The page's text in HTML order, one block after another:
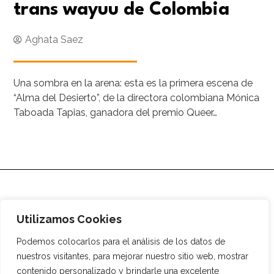
Utilizamos Cookies
Podemos colocarlos para el análisis de los datos de
nuestros visitantes, para mejorar nuestro sitio web, mostrar
contenido personalizado y brindarle una excelente
trans wayuu de Colombia
Aghata Saez
Una sombra en la arena: esta es la primera escena de
“Alma del Desierto”, de la directora colombiana Mónica
Taboada Tapias, ganadora del premio Queer…